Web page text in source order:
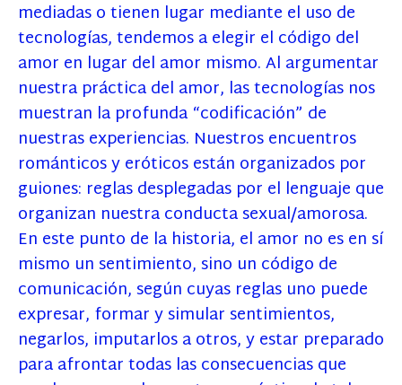
mediadas o tienen lugar mediante el uso de
tecnologías, tendemos a elegir el código del
amor en lugar del amor mismo. Al argumentar
nuestra práctica del amor, las tecnologías nos
muestran la profunda “codificación” de
nuestras experiencias. Nuestros encuentros
románticos y eróticos están organizados por
guiones: reglas desplegadas por el lenguaje que
organizan nuestra conducta sexual/amorosa.
En este punto de la historia, el amor no es en sí
mismo un sentimiento, sino un código de
comunicación, según cuyas reglas uno puede
expresar, formar y simular sentimientos,
negarlos, imputarlos a otros, y estar preparado
para afrontar todas las consecuencias que